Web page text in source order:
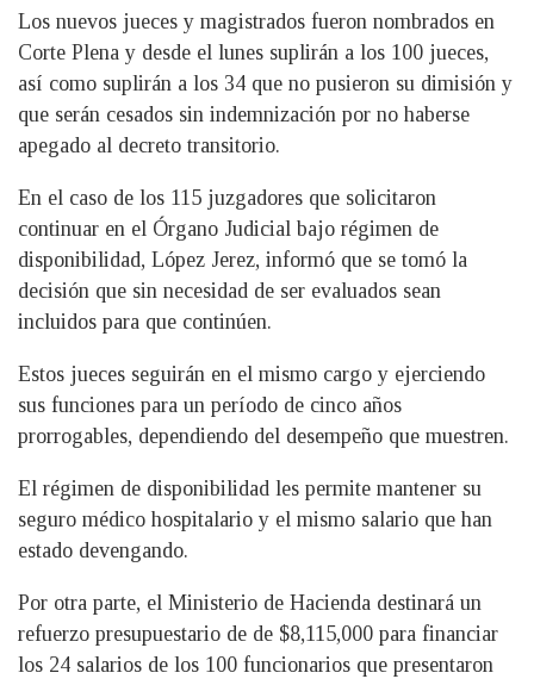
Los nuevos jueces y magistrados fueron nombrados en
Corte Plena y desde el lunes suplirán a los 100 jueces,
así como suplirán a los 34 que no pusieron su dimisión y
que serán cesados sin indemnización por no haberse
apegado al decreto transitorio.
En el caso de los 115 juzgadores que solicitaron
continuar en el Órgano Judicial bajo régimen de
disponibilidad, López Jerez, informó que se tomó la
decisión que sin necesidad de ser evaluados sean
incluidos para que continúen.
Estos jueces seguirán en el mismo cargo y ejerciendo
sus funciones para un período de cinco años
prorrogables, dependiendo del desempeño que muestren.
El régimen de disponibilidad les permite mantener su
seguro médico hospitalario y el mismo salario que han
estado devengando.
Por otra parte, el Ministerio de Hacienda destinará un
refuerzo presupuestario de de $8,115,000 para financiar
los 24 salarios de los 100 funcionarios que presentaron